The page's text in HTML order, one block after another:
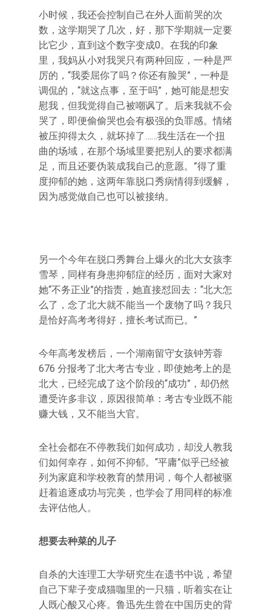
小时候，我还会控制自己在外人面前哭的次
数，这学期哭了几次，好，那下学期就一定要
比它少，直到这个数字变成0。在我的印象
里，我妈从小对我哭只有两种回应，一种是严
厉的，“我委屈你了吗？你还有脸哭”，一种是
调侃的，“就这点事，至于吗”，她可能是想安
慰我，但我觉得自己被嘲讽了。后来我就不会
哭了，即便偷偷哭也会有极强的负罪感。情绪
被压抑得太久，就坏掉了……我生活在一个扭
曲的场域，在那个场域里要把别人的要求都满
足，而且还要伪装成我自己的意愿。”得了重
度抑郁的她，这两年靠脱口秀病情得到缓解，
因为感觉做自己也可以被接纳。
另一个今年在脱口秀舞台上爆火的北大女孩李
雪琴，同样有身患抑郁症的经历，面对大家对
她“不务正业”的指责，她直接怼回去：“北大怎
么了，念了北大就不能当一个废物了吗？我只
是恰好高考考得好，擅长考试而已。”
今年高考发榜后，一个湖南留守女孩钟芳蓉
676 分报考了北大考古专业，即使她考上的是
北大，已经完成了这个阶段的“成功”，却仍然
遭受许多非议，原因很简单：考古专业既不能
赚大钱，又不能当大官。
全社会都在不停教我们如何成功，却没人教我
们如何幸存，如何不抑郁。“平庸”似乎已经被
列为家庭和学校教育的禁用词，每个人都被驱
赶着追逐成功与完美，也学会了用同样的标准
去评估他人。
想要去种菜的儿子
自杀的大连理工大学研究生在遗书中说，希望
自己下辈子变成猫咖里的一只猫，听着实在让
人既心酸又心疼。鲁迅先生曾在中国历史的背